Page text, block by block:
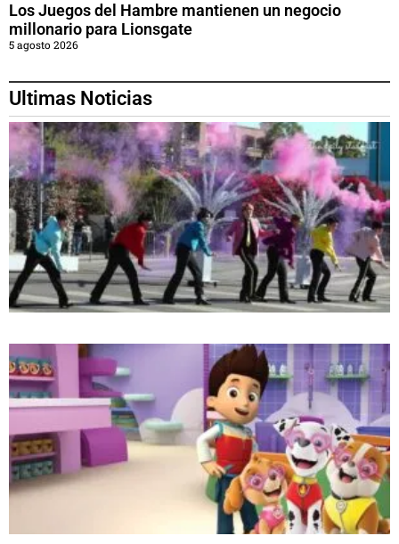
Los Juegos del Hambre mantienen un negocio
millonario para Lionsgate
5 agosto 2026
Ultimas Noticias